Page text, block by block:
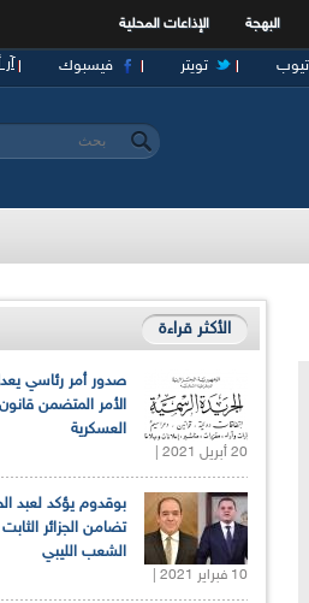
البهجة الإذاعات المحلية
فيسبوك تويتر
استمارة البحث
‏بحث ‏
الأكثر قراءة
صدور أمر رئاسي
الأمر المتضمن
العسكرية
20 أبريل 2021 |
بوقدوم يؤكد لعبد
تضامن الجزائر
الشعب الليبي
10 فبراير 2021 |